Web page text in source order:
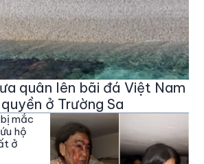
quân lên bãi đá Việt Nam
ở Trường Sa
mắc
hộ
ở